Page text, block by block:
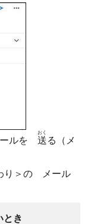
ルを送
おく
る（メ
り＞の メール
とき